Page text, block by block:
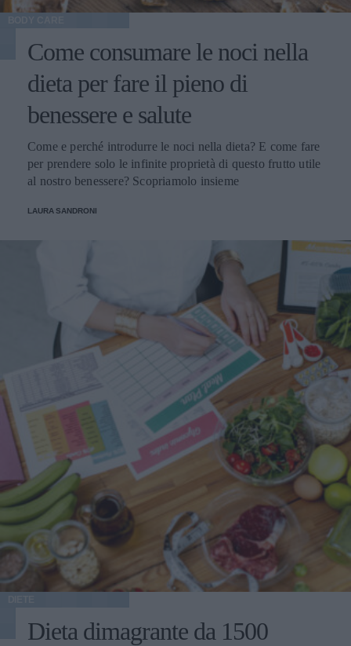
Come consumare le noci nella
dieta per fare il pieno di
benessere e salute
Come e perché introdurre le noci nella dieta? E come fare
per prendere solo le infinite proprietà di questo frutto utile
al nostro benessere? Scopriamolo insieme
LAURA SANDRONI
Dieta dimagrante da 1500